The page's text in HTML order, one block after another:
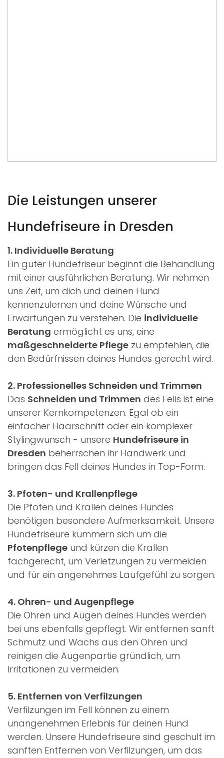
Die Leistungen unserer
Hundefriseure in Dresden
1. Individuelle Beratung
Ein guter Hundefriseur beginnt die Behandlung
mit einer ausführlichen Beratung. Wir nehmen
uns Zeit, um dich und deinen Hund
kennenzulernen und deine Wünsche und
Erwartungen zu verstehen. Die individuelle
Beratung ermöglicht es uns, eine
maßgeschneiderte Pflege zu empfehlen, die
den Bedürfnissen deines Hundes gerecht wird.
2. Professionelles Schneiden und Trimmen
Das Schneiden und Trimmen des Fells ist eine
unserer Kernkompetenzen. Egal ob ein
einfacher Haarschnitt oder ein komplexer
Stylingwunsch - unsere Hundefriseure in
Dresden beherrschen ihr Handwerk und
bringen das Fell deines Hundes in Top-Form.
3. Pfoten- und Krallenpflege
Die Pfoten und Krallen deines Hundes
benötigen besondere Aufmerksamkeit. Unsere
Hundefriseure kümmern sich um die
Pfotenpflege und kürzen die Krallen
fachgerecht, um Verletzungen zu vermeiden
und für ein angenehmes Laufgefühl zu sorgen.
4. Ohren- und Augenpflege
Die Ohren und Augen deines Hundes werden
bei uns ebenfalls gepflegt. Wir entfernen sanft
Schmutz und Wachs aus den Ohren und
reinigen die Augenpartie gründlich, um
Irritationen zu vermeiden.
5. Entfernen von Verfilzungen
Verfilzungen im Fell können zu einem
unangenehmen Erlebnis für deinen Hund
werden. Unsere Hundefriseure sind geschult im
sanften Entfernen von Verfilzungen, um das